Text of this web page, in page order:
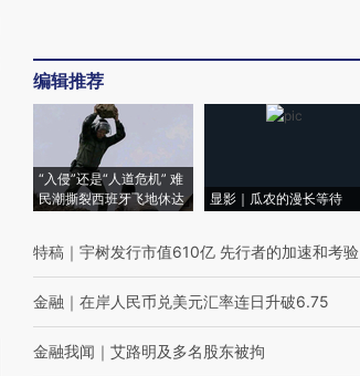
编辑推荐
“入侵”还是“人道危机” 难
民潮撕裂西班牙飞地休达
显影｜瓜农的漫长等待
特稿 ｜ 宇树发行市值610亿 先行者的加速和考验
金融 ｜ 在岸人民币兑美元汇率连日升破6.75
金融我闻 ｜ 艾路明及多名股东被拘